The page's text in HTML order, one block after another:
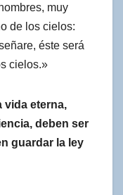
muy
de los cielos:
éste será
cielos.»
vida eterna,
deben ser
guardar la ley